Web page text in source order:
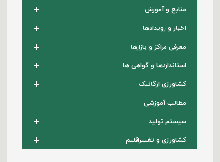
منابع و آموزش +
اخبار و رویدادها +
معرفی مراکز و بازارها +
استانداردها و گواهی ها +
کشاورزی ارگانیک +
مطالب آموزشی
سیستم تولید
+
کشاورزی و تغییراقلیم +